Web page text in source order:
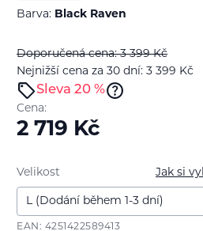
Barva: Black Raven
Doporučená cena: 3 399Kč
Nejnižší cena za 30 dní: 3 399 Kč
Sleva 20 %
Cena:
2 719 Kč
Jak si
Velikost
EAN: 4251422589413